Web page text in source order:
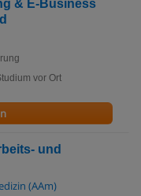
& E-Business
vor Ort
und
(AAm)